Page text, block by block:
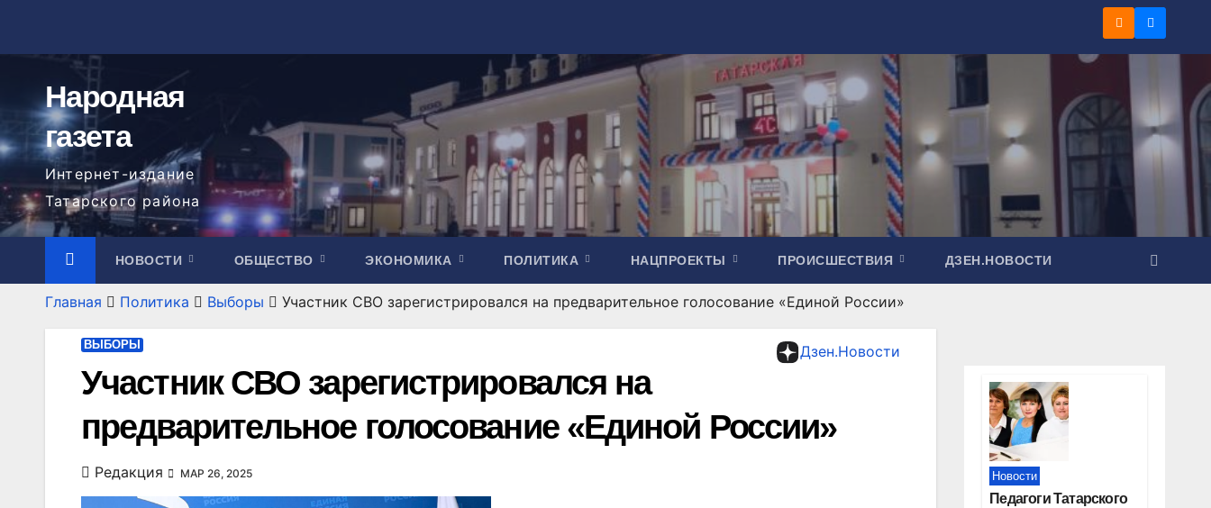
содержимому
Народная
газета
Интернет-издание
Татарского района
НОВОСТИ ОБЩЕСТВО ЭКОНОМИКА ПОЛИТИКА НАЦПРОЕКТЫ ПРОИСШЕСТВИЯ ДЗЕН.НОВОСТИ
Главная Политика Выборы Участник СВО зарегистрировался на предварительное голосование «Единой России»
Дзен.Новости
ВЫБОРЫ
Участник СВО зарегистрировался на
предварительное голосование «Единой России»
Редакция МАР 26, 2025 Новости
Педагоги Татарского